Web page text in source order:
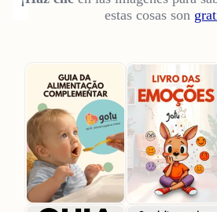
estas cosas son